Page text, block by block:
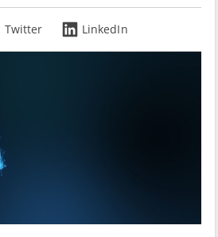
Twitter LinkedIn